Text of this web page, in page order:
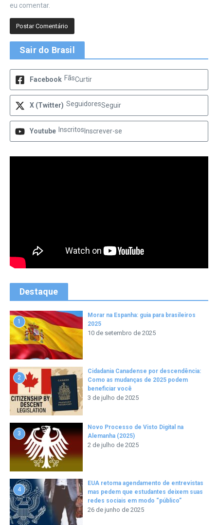
eu comentar.
Sair do Brasil
Facebook FãsCurtir
X (Twitter) SeguidoresSeguir
Youtube Inscritos Inscrever-se
Destaque
1
Morar na Espanha: guia para brasileiros
2025
10 de setembro de 2025
2
Cidadania Canadense por descendência:
Como as mudanças de 2025 podem
beneficiar você
3 de julho de 2025
3
Novo Processo de Visto Digital na
Alemanha (2025)
2 de julho de 2025
4
EUA retoma agendamento de entrevistas
mas pedem que estudantes deixem suas
redes sociais em modo “público”
26 de junho de 2025